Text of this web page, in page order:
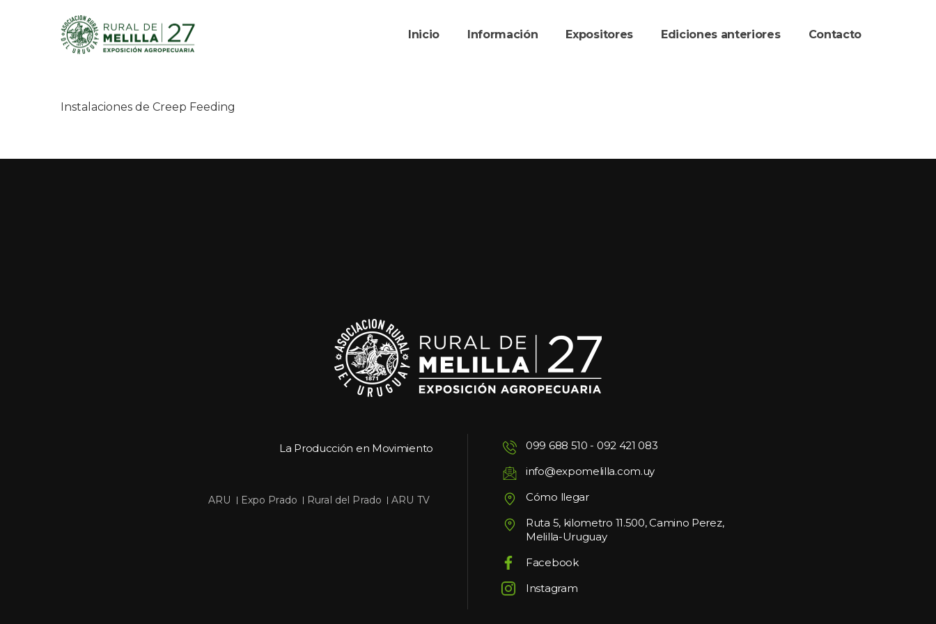
Inicio Información Expositore Ediciones anteriore Contacto
Instalaciones de Creep Feeding
La Producción en Movimiento
ARU Expo Prado Rural del Prado ARU TV
099 688 510 - 092 421 083
info@expomelilla.com.uy
Cómo llegar
Ruta 5, kilometro 11.500, Camino Perez,
Melilla-Uruguay
Facebook
Instagram